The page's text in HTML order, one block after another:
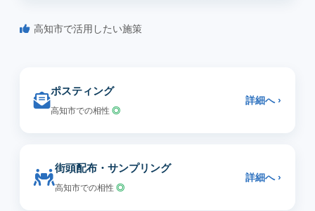
高知市で活用したい施策
ポスティング
高知市での相性 ◎
詳細へ ›
街頭配布・サンプリング
高知市での相性 ◎
詳細へ ›